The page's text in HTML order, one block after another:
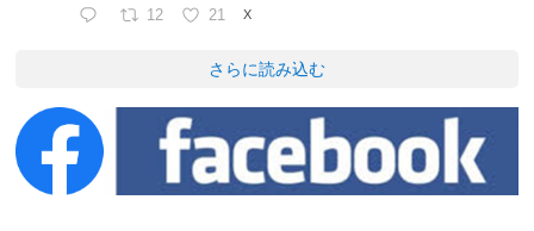
12 21 X
さらに読み込む